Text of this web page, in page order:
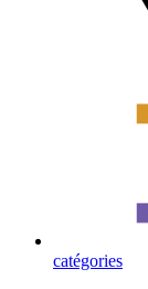
catégories